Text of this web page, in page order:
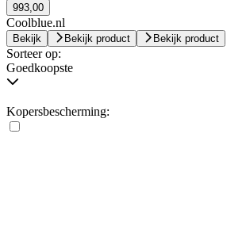
993,00
Coolblue.nl
Bekijk Bekijk product Bekijk product
Sorteer op:
Goedkoopste
Kopersbescherming: